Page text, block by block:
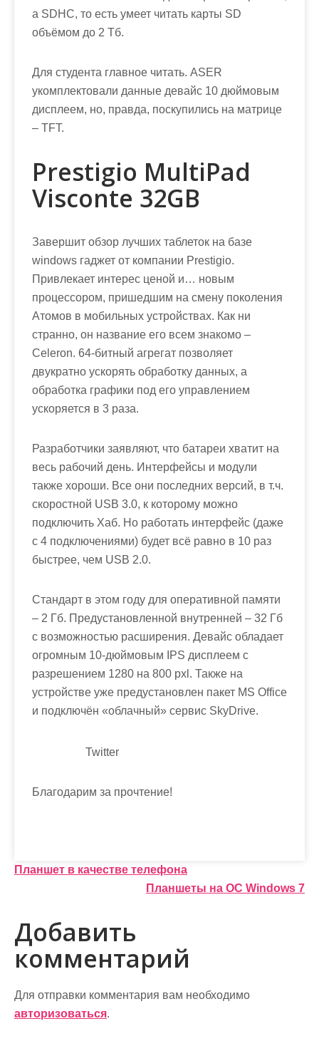
а SDHC, то есть умеет читать карты SD
объёмом до 2 Тб.
Для студента главное читать. ASER
укомплектовали данные девайс 10 дюймовым
дисплеем, но, правда, поскупились на матрице
– TFT.
Prestigio MultiPad
Visconte 32GB
Завершит обзор лучших таблеток на базе
windows гаджет от компании Prestigio.
Привлекает интерес ценой и… новым
процессором, пришедшим на смену поколения
Атомов в мобильных устройствах. Как ни
странно, он название его всем знакомо –
Celeron. 64-битный агрегат позволяет
двукратно ускорять обработку данных, а
обработка графики под его управлением
ускоряется в 3 раза.
Разработчики заявляют, что батареи хватит на
весь рабочий день. Интерфейсы и модули
также хороши. Все они последних версий, в т.ч.
скоростной USB 3.0, к которому можно
подключить Хаб. Но работать интерфейс (даже
с 4 подключениями) будет всё равно в 10 раз
быстрее, чем USB 2.0.
Стандарт в этом году для оперативной памяти
– 2 Гб. Предустановленной внутренней – 32 Гб
с возможностью расширения. Девайс обладает
огромным 10-дюймовым IPS дисплеем с
разрешением 1280 на 800 pxl. Также на
устройстве уже предустановлен пакет MS Office
и подключён «облачный» сервис SkyDrive.
Twitter
Благодарим за прочтение!
Н
в
и
г
а
Планшет в качестве телефона
Планшеты на ОС Windows 7
Добавить
комментарий
Для отправки комментария вам необходимо
авторизоваться.